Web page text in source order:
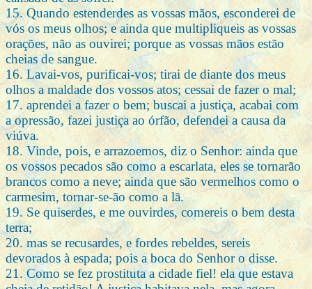
15. Quando estenderdes as vossas mãos, esconderei de
vós os meus olhos; e ainda que multipliqueis as vossas
orações, não as ouvirei; porque as vossas mãos estão
cheias de sangue.
16. Lavai-vos, purificai-vos; tirai de diante dos meus
olhos a maldade dos vossos atos; cessai de fazer o mal;
17. aprendei a fazer o bem; buscai a justiça, acabai com
a opressão, fazei justiça ao órfão, defendei a causa da
viúva.
18. Vinde, pois, e arrazoemos, diz o Senhor: ainda que
os vossos pecados são como a escarlata, eles se tornarão
brancos como a neve; ainda que são vermelhos como o
carmesim, tornar-se-ão como a lã.
19. Se quiserdes, e me ouvirdes, comereis o bem desta
terra;
20. mas se recusardes, e fordes rebeldes, sereis
devorados à espada; pois a boca do Senhor o disse.
21. Como se fez prostituta a cidade fiel! ela que estava